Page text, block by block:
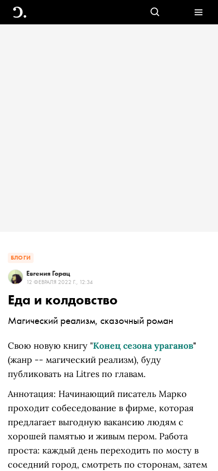
БЛОГИ
Евгения Горац
12 ФЕВРАЛЯ 2022 Г., 12:34
Еда и колдовство
Магический реализм, сказочный роман
Свою новую книгу "Конец сезона ураганов"
(жанр -- магический реализм), буду
публиковать на Litres по главам.
Аннотация: Начинающий писатель Марко
проходит собеседование в фирме, которая
предлагает выгодную вакансию людям с
хорошей памятью и живым пером. Работа
проста: каждый день переходить по мосту в
соседний город, смотреть по сторонам, затем